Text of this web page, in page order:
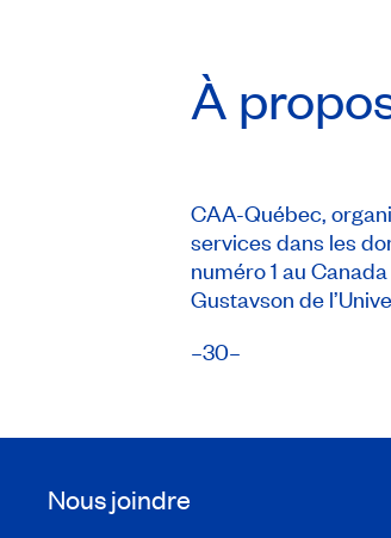
À
CAA-Québec,
services dans les
numéro 1 au
Gustavson de
–30–
Nous joindre